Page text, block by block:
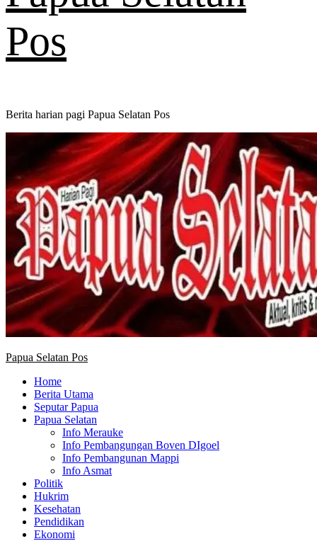
Pos
Berita harian pagi Papua Selatan Pos
Primary
Papua Selatan Pos
Home
Berita Utama
Seputar Papua
Papua Selatan
Info Merauke
Info Pembangungan Boven DIgoel
Info Pembangunan Mappi
Info Asmat
Politik
Hukrim
Kesehatan
Pendidikan
Ekonomi